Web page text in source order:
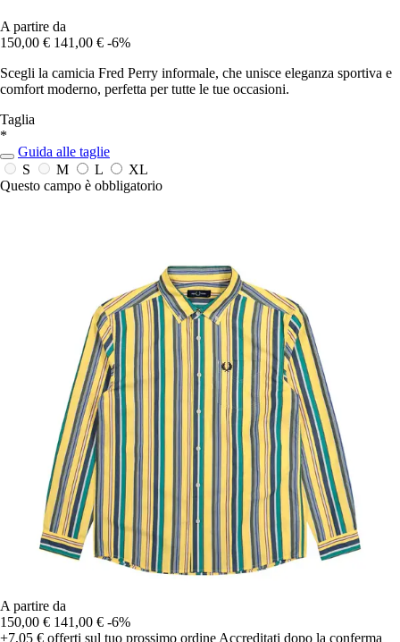
A partire da
150,00 € 141,00 € -6%
Scegli la camicia Fred Perry informale, che unisce eleganza sportiva e
comfort moderno, perfetta per tutte le tue occasioni.
Taglia
*
Guida alle taglie
S
M L
XL
Questo campo è obbligatorio
A partire da
150,00 € 141,00 € -6%
+7,05 € offerti sul tuo prossimo ordine Accreditati dopo la conferma